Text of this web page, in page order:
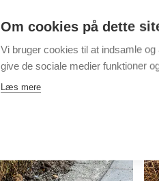
Om cookies på dette
Vi bruger cookies til at indsamle
give de sociale medier funktioner
Læs mere